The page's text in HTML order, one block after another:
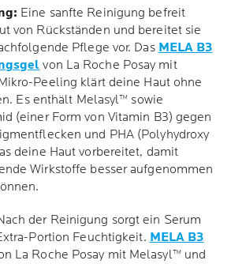
Eine sanfte Reinigung befreit
von Rückständen und bereitet sie
Pflege vor. Das MELA B3
von La Roche Posay mit
Peeling klärt deine Haut ohne
Es enthält Melasyl™ sowie
(einer Form von Vitamin B3) gegen
und PHA (Polyhydroxy
deine Haut vorbereitet, damit
Wirkstoffe besser aufgenommen
der Reinigung sorgt ein Serum
Portion Feuchtigkeit. MELA B3
La Roche Posay mit Melasyl™ und